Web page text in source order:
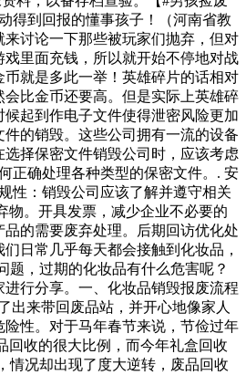
得到回报的懂事孩子！（河南省教
讨论一下那些被玩家们抛弃，但对
里面充钱，所以就开始不停地对战
就是多此一举！英雄碎片的话相对
比金币还要高。但是实际上英雄碎
起到作电子文件使得泄密风险更加
的销毁。这些公司拥有一流的设备
择保密文件销毁公司时，应该考虑
正确处理各种类型的保密文件。. 安
性：销毁公司应该了解并遵守相关
物。开具发票，减少企业不必要的
的需要废弃处理。后期回访优化处
日常几乎每天都会接触到化妆品，
，过期的化妆品有什么危害呢？
行分享。一、化妆品销毁报废流程
出来带回废品站，并开心地像家人
性。对于马年春节来说，节俭过年
回收的很大比例，而今年礼盒回收
况却出现了度大逆转，废品回收